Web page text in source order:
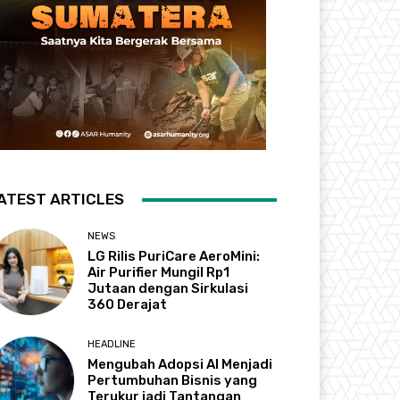
ARTICLES
NEWS
LG Rilis PuriCare AeroMini:
Air Purifier Mungil Rp1
Jutaan dengan Sirkulasi
360 Derajat
HEADLINE
Mengubah Adopsi AI Menjadi
Pertumbuhan Bisnis yang